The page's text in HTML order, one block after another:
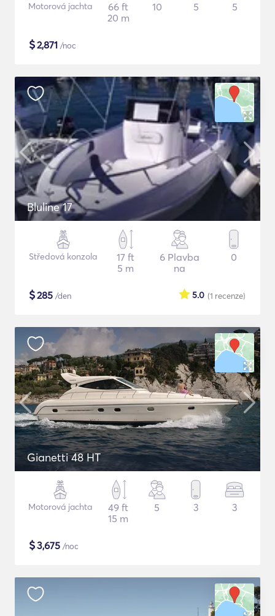
Motorová jachta
66 ft
20 m
10 5 5
$2,871 /noc
Bluline 17
Středová konzola
17 ft
5 m
6 Plavba
na
0
$285 /den (1 recenze)
5.0
Gianetti 48 HT
Motorová jachta
49 ft
15 m
5 3 3
$3,675 /noc